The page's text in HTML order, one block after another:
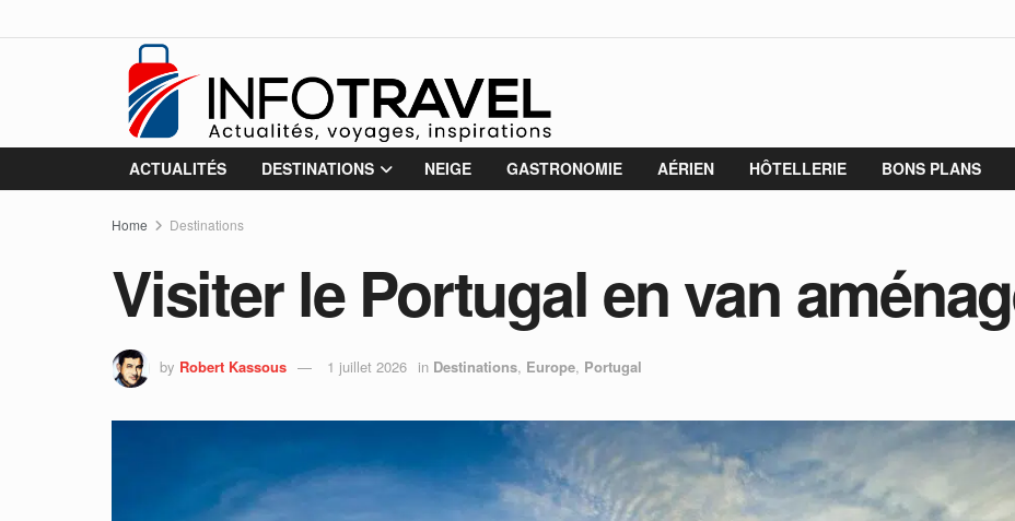
ACTUALITÉS DESTINATIONS NEIGE GASTRONOMIE AÉRIEN HÔTELLERIE BONS PLANS
Home Destinations
Visiter le Portugal en van
by Robert Kassous 1 juillet 2026 in Destinations, Europe, Portugal